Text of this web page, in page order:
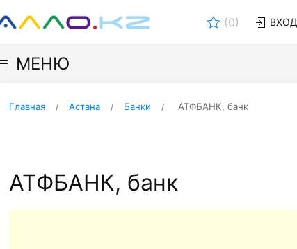
(0) ВХОД
МЕНЮ
Главная Астана Банки АТФБАНК, банк
АТФБАНК, банк